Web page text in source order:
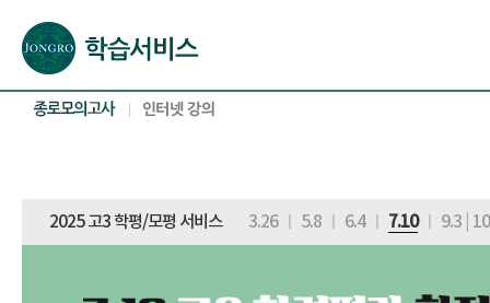
2025 고3 학평/모평 서비스 3.26ㅣ 5.8 6.4ㅣ 7.10ㅣ 9.3